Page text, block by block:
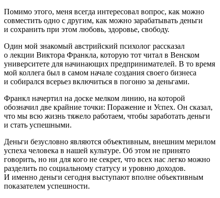
Помимо этого, меня всегда интересовал вопрос, как можно
совместить одно с другим, как можно зарабатывать деньги
и сохранить при этом любовь, здоровье, свободу.
Один мой знакомый австрийский психолог рассказал
о лекции Виктора Франкла, которую тот читал в Венском
университете для начинающих предпринимателей. В то время
мой коллега был в самом начале создания своего бизнеса
и собирался всерьез включиться в погоню за деньгами.
Франкл начертил на доске мелком линию, на которой
обозначил две крайние точки: Поражение и Успех. Он сказал,
что мы всю жизнь тяжело работаем, чтобы заработать деньги
и стать успешными.
Деньги безусловно являются объективным, внешним мерилом
успеха человека в нашей культуре. Об этом не принято
говорить, но ни для кого не секрет, что всех нас легко можно
разделить по социальному статусу и уровню доходов.
И именно деньги сегодня выступают вполне объективным
показателем успешности.